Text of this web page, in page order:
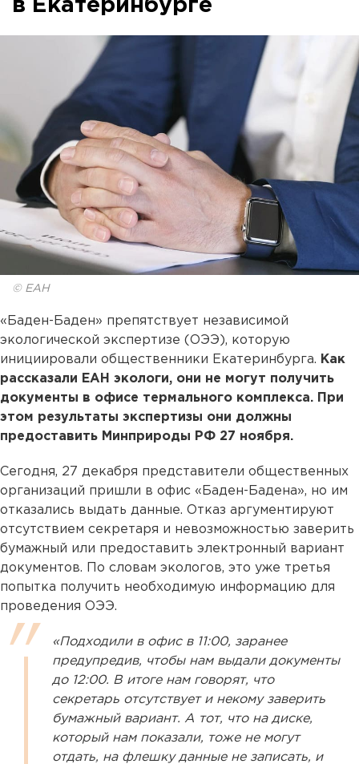
в Екатеринбурге
© ЕАН
«Баден-Баден» препятствует независимой
экологической экспертизе (ОЭЭ), которую
инициировали общественники Екатеринбурга. Как
рассказали ЕАН экологи, они не могут получить
документы в офисе термального комплекса. При
этом результаты экспертизы они должны
предоставить Минприроды РФ 27 ноября.
Сегодня, 27 декабря представители общественных
организаций пришли в офис «Баден-Бадена», но им
отказались выдать данные. Отказ аргументируют
отсутствием секретаря и невозможностью заверить
бумажный или предоставить электронный вариант
документов. По словам экологов, это уже третья
попытка получить необходимую информацию для
проведения ОЭЭ.
«Подходили в офис в 11:00, заранее
предупредив, чтобы нам выдали документы
до 12:00. В итоге нам говорят, что
секретарь отсутствует и некому заверить
бумажный вариант. А тот, что на диске,
который нам показали, тоже не могут
отдать, на флешку данные не записать, и